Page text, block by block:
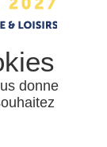
les
et à taille
par
de vrais
de
Chez
unique, pour
donne